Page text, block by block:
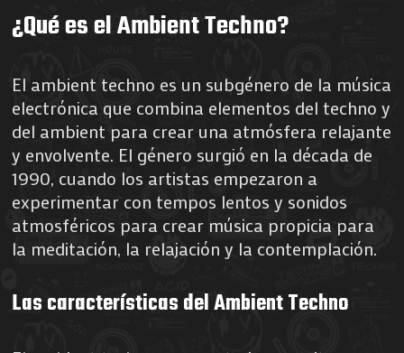
¿Qué es el Ambient Techno?
El ambient techno es un subgénero de la música
electrónica que combina elementos del techno y
del ambient para crear una atmósfera relajante
y envolvente. El género surgió en la década de
1990, cuando los artistas empezaron a
experimentar con tempos lentos y sonidos
atmosféricos para crear música propicia para
la meditación, la relajación y la contemplación.
Las características del Ambient Techno